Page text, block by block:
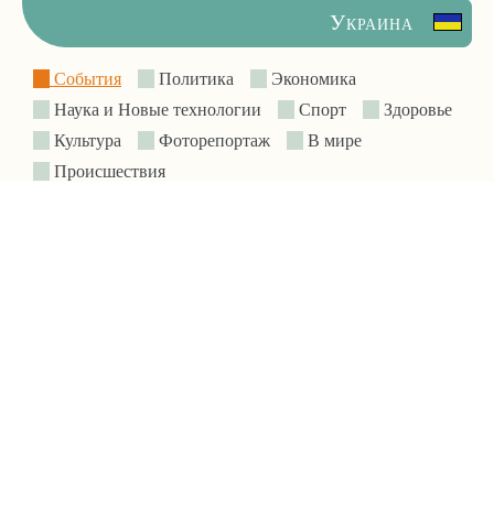
Украина
События Политика
Экономика
Наука и Новые технологии
Спорт
Здоровье
Культура
Фоторепортаж
В мире
Происшествия